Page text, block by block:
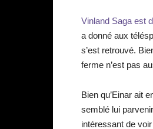
Vinland Saga est
a donné aux
s’est retrouvé.
ferme n’est pas
Bien qu’Einar ait
semblé lui
intéressant de